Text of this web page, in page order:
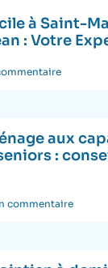
à Saint-
: Votre
aux
:
commentaire